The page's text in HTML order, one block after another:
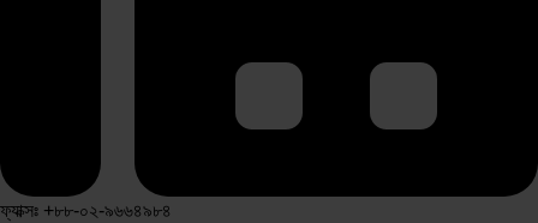
ফ্যাক্সঃ +৮৮-০২-৯৬৬৪৯৮৪